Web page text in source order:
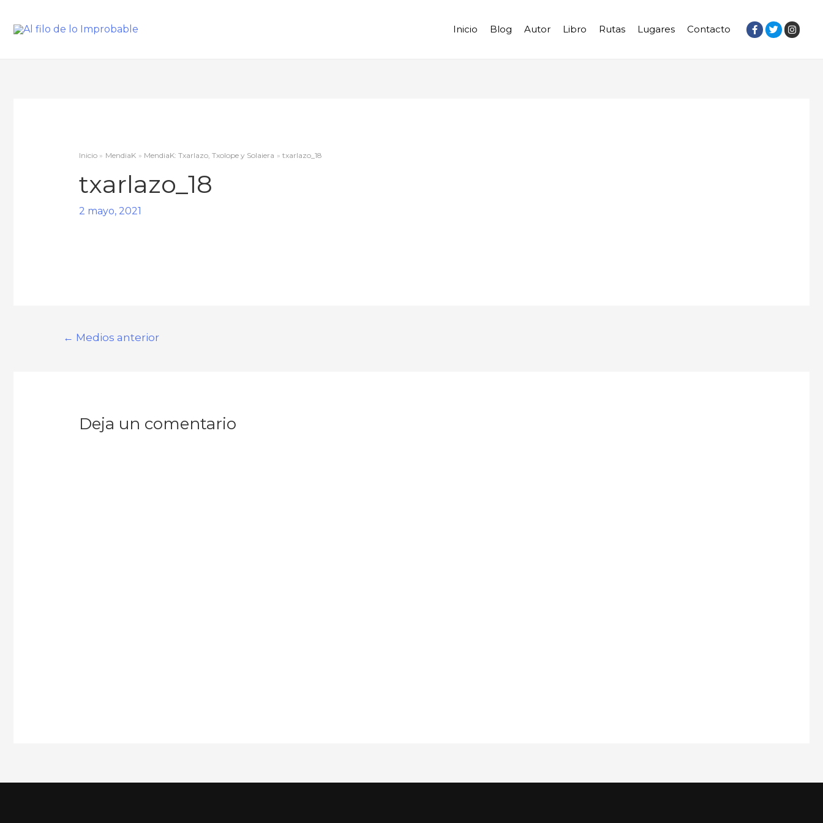
Inicio Blog Autor Libro Rutas Lugares Contacto
Inicio MendiaK MendiaK: Txarlazo, Txolope y Solaiera txarlazo_18
txarlazo_18
2 mayo, 2021
← Medios anterior
Deja un comentario